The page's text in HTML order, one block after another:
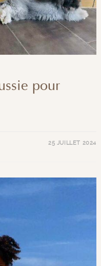
pour
25 JUILLET 2024